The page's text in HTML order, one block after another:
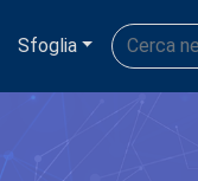
Sfoglia